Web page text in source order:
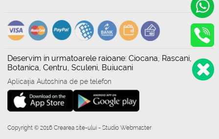
Deservim in urmatoarele raioane: Ciocana, Rascani,
Botanica, Centru, Sculeni, Buiucani
Aplicația Autoshina de pe telefon
Copyright © 2016 Crearea site-ului - Studio Webmaster